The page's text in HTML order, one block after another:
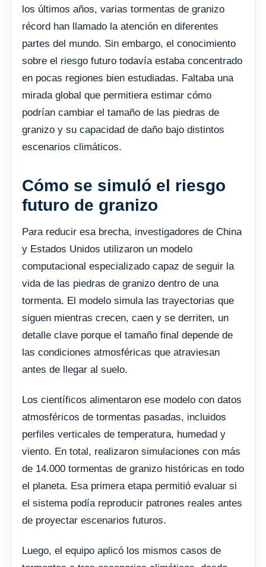
los últimos años, varias tormentas de granizo
récord han llamado la atención en diferentes
partes del mundo. Sin embargo, el conocimiento
sobre el riesgo futuro todavía estaba concentrado
en pocas regiones bien estudiadas. Faltaba una
mirada global que permitiera estimar cómo
podrían cambiar el tamaño de las piedras de
granizo y su capacidad de daño bajo distintos
escenarios climáticos.
Cómo se simuló el riesgo
futuro de granizo
Para reducir esa brecha, investigadores de China
y Estados Unidos utilizaron un modelo
computacional especializado capaz de seguir la
vida de las piedras de granizo dentro de una
tormenta. El modelo simula las trayectorias que
siguen mientras crecen, caen y se derriten, un
detalle clave porque el tamaño final depende de
las condiciones atmosféricas que atraviesan
antes de llegar al suelo.
Los científicos alimentaron ese modelo con datos
atmosféricos de tormentas pasadas, incluidos
perfiles verticales de temperatura, humedad y
viento. En total, realizaron simulaciones con más
de 14.000 tormentas de granizo históricas en todo
el planeta. Esa primera etapa permitió evaluar si
el sistema podía reproducir patrones reales antes
de proyectar escenarios futuros.
Luego, el equipo aplicó los mismos casos de